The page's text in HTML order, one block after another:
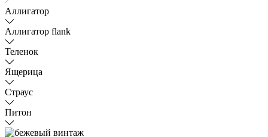
Аллигатор
Аллигатор flank
Теленок
Ящерица
Страус
Питон